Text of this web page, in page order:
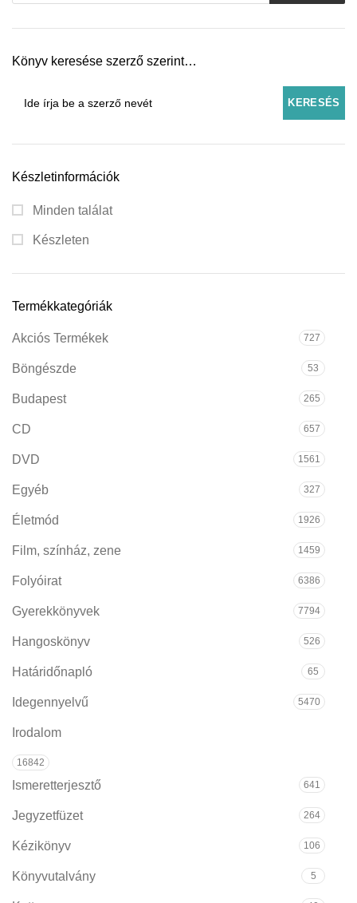
Könyv keresése szerző szerint…
Készletinformációk
Minden találat
Készleten
Termékkategóriák
Akciós Termékek 727
Böngészde 53
Budapest 265
CD 657
DVD 1561
Egyéb 327
Életmód 1926
Film, színház, zene 1459
Folyóirat 6386
Gyerekkönyvek 7794
Hangoskönyv 526
Határidőnapló 65
Idegennyelvű 5470
Irodalom
16842
Ismeretterjesztő 641
Jegyzetfüzet 264
Kézikönyv 106
Könyvutalvány 5